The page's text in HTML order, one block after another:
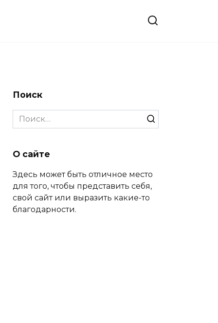
Поиск
Search
for:
О сайте
Здесь может быть отличное место
для того, чтобы представить себя,
свой сайт или выразить какие-то
благодарности.